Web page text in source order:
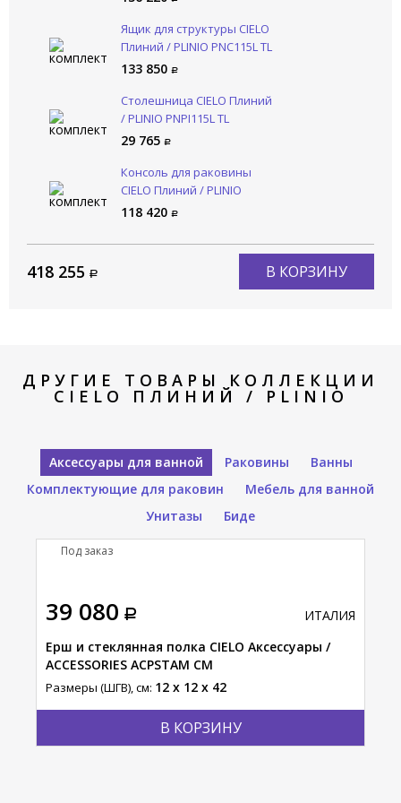
Ящик для структуры CIELO
Плиний / PLINIO PNC115L TL
133 850
Столешница CIELO Плиний
/ PLINIO PNPI115L TL
29 765
Консоль для раковины
CIELO Плиний / PLINIO
PNST115 CM
118 420
418 255 В КОРЗИНУ
ДРУГИЕ ТОВАРЫ КОЛЛЕКЦИИ
CIELO ПЛИНИЙ / PLINIO
Аксессуары для ванной Раковины
Ванны
Комплектующие для раковин
Мебель для ванной
Унитазы
Биде
39 080
В КОРЗИНУ
ИТАЛИЯ
Ерш и стеклянная полка CIELO Аксессуары /
ACCESSORIES ACPSTAM CM
Размеры (ШГВ), см: 12 x 12 x 42
Под заказ